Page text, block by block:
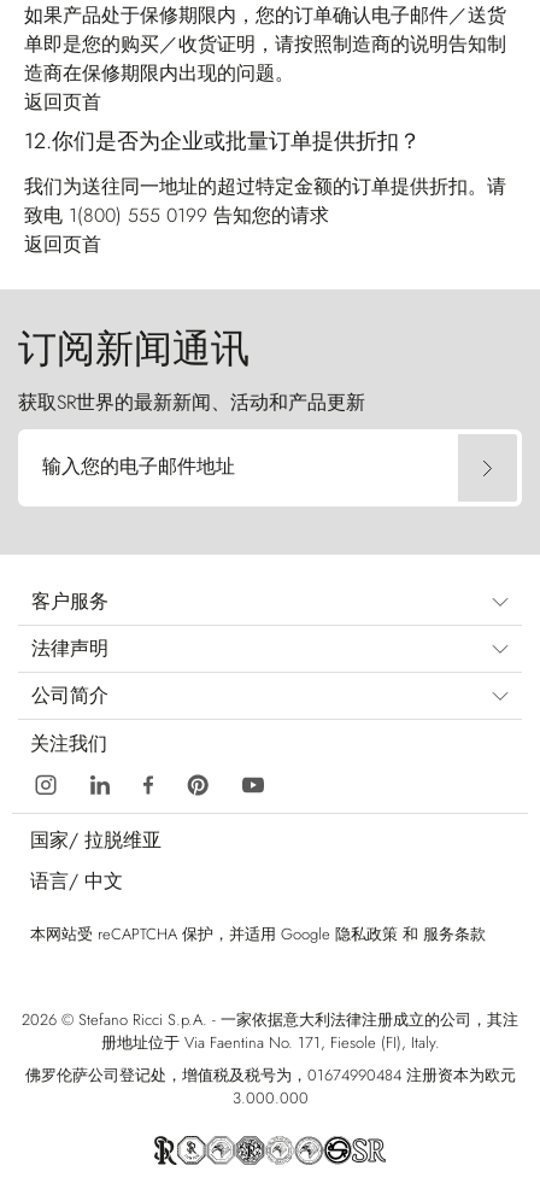
如果产品处于保修期限内，您的订单确认电子邮件／送货
单即是您的购买／收货证明，请按照制造商的说明告知制
造商在保修期限内出现的问题。
返回页首
12.你们是否为企业或批量订单提供折扣？
我们为送往同一地址的超过特定金额的订单提供折扣。请
致电 1(800) 555 0199 告知您的请求
返回页首
订阅新闻通讯
获取SR世界的最新新闻、活动和产品更新
输入您的电子邮件地址
客户服务
法律声明
公司简介
关注我们
国家/ 拉脱维亚
语言/ 中文
本网站受 reCAPTCHA 保护，并适用 Google 隐私政策 和 服务条款
2026 © Stefano Ricci S.p.A. - 一家依据意大利法律注册成立的公司，其注
册地址位于 Via Faentina No. 171, Fiesole (FI), Italy.
佛罗伦萨公司登记处，增值税及税号为，01674990484 注册资本为欧元
3.000.000